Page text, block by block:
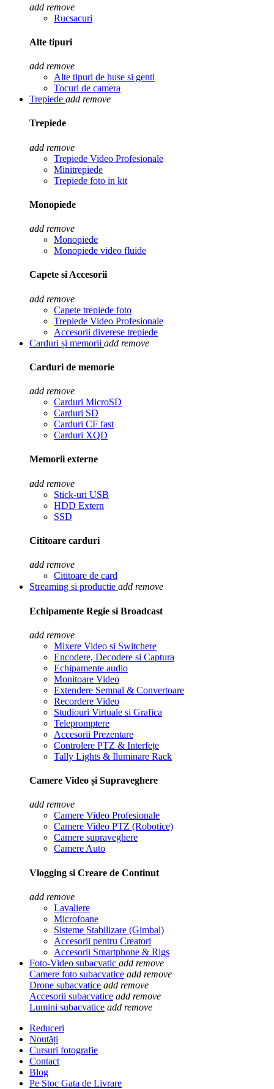
add remove
Rucsacuri
Alte tipuri
add remove
Alte tipuri de huse si genti
Tocuri de camera
Trepiede add remove
Trepiede
add remove
Trepiede Video Profesionale
Minitrepiede
Trepiede foto in kit
Monopiede
add remove
Monopiede
Monopiede video fluide
Capete si Accesorii
add remove
Capete trepiede foto
Trepiede Video Profesionale
Accesorii diverese trepiede
Carduri și memorii add remove
Carduri de memorie
add remove
Carduri MicroSD
Carduri SD
Carduri CF fast
Carduri XQD
Memorii externe
add remove
Stick-uri USB
HDD Extern
SSD
Cititoare carduri
add remove
Cititoare de card
Streaming si productie add remove
Echipamente Regie si Broadcast
add remove
Mixere Video si Switchere
Encodere, Decodere si Captura
Echipamente audio
Monitoare Video
Extendere Semnal & Convertoare
Recordere Video
Studiouri Virtuale si Grafica
Telepromptere
Accesorii Prezentare
Controlere PTZ & Interfețe
Tally Lights & Iluminare Rack
Camere Video și Supraveghere
add remove
Camere Video Profesionale
Camere Video PTZ (Robotice)
Camere supraveghere
Camere Auto
Vlogging si Creare de Continut
add remove
Lavaliere
Microfoane
Sisteme Stabilizare (Gimbal)
Accesorii pentru Creatori
Accesorii Smartphone & Rigs
Foto-Video subacvatic add remove
Camere foto subacvatice add remove
Drone subacvatice add remove
Accesorii subacvatice add remove
Lumini subacvatice add remove
Reduceri
Noutăți
Cursuri fotografie
Contact
Blog
Pe Stoc Gata de Livrare